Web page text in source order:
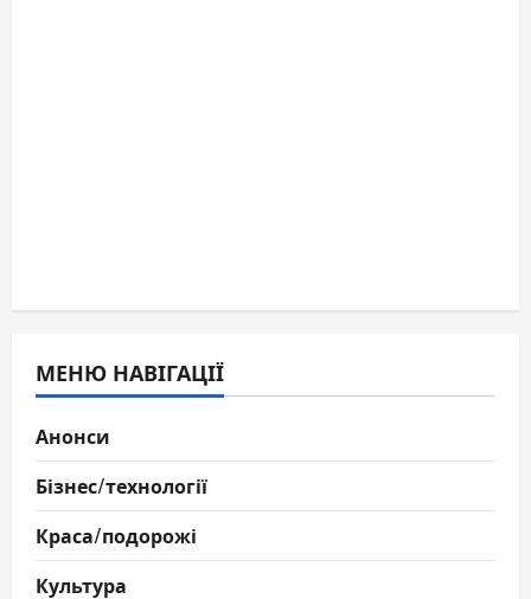
МЕНЮ НАВІГАЦІЇ
Анонси
Бізнес/технології
Краса/подорожі
Культура